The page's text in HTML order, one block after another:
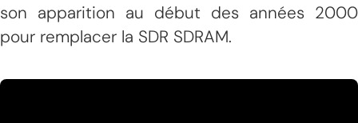
son apparition au début des années 2000
pour remplacer la SDR SDRAM.